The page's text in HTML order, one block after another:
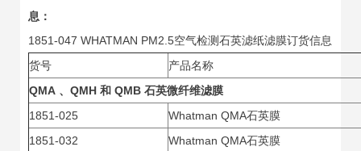
息：
1851-047 WHATMAN PM2.5空气检测石英滤纸滤膜订货信息
货号
产品名称
QMA 、QMH 和 QMB 石英微纤维滤膜
1851-025
Whatman QMA石英膜
1851-032
Whatman QMA石英膜